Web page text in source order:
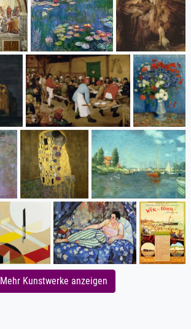
Mehr Kunstwerke anzeigen